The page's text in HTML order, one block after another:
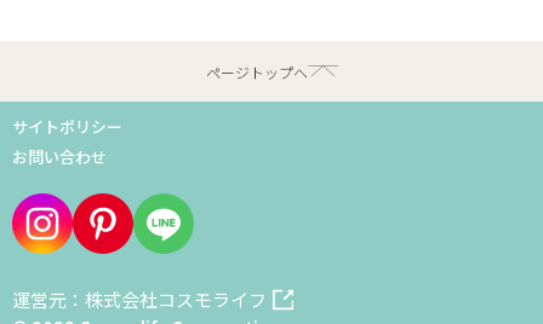
ページトップへ
サイトポリシー
お問い合わせ
運営元：株式会社コスモライフ